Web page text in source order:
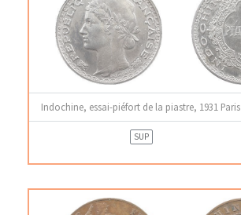
Indochine, essai-piéfort de la piastre, 1931 Paris
SUP